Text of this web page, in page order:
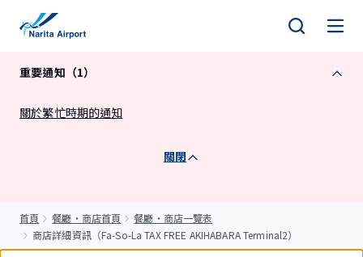
重要通知（1）
關於繁忙時期的通知
關閉
首頁 餐廳・商店首頁
餐廳・商店一覽表
商店詳細資訊（Fa-So-La TAX FREE AKIHABARA Terminal2）